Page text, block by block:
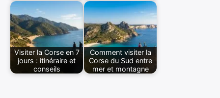
Visiter la Corse en 7
jours : itinéraire et
conseils
Comment visiter la
Corse du Sud entre
mer et montagne